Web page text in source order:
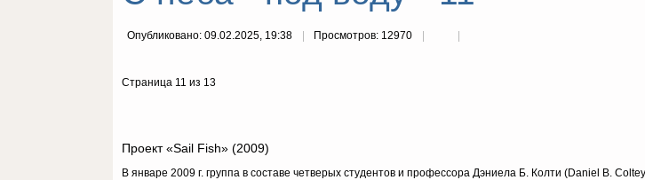
Опубликовано: 09.02.2025, 19:38 Просмотров: 12970
Страница 11 из 13
Проект «Sail Fish» (2009)
В январе 2009 г. группа в составе четверых студентов и профессора Дэниела Б. Колти (Daniel B.